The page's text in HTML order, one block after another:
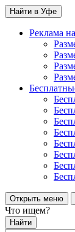
Найти в Уфе
Реклама
Открыть меню
Что ищем?
Найти